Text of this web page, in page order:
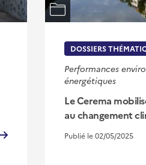
DOSSIERS
Performances
énergétiques
Le Cerema
au changement
Publié le 02/05/2025